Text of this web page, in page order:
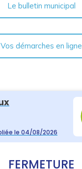
Le bulletin municipal
Vos démarches en ligne